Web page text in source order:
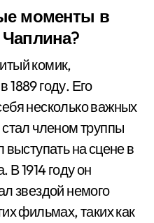
моменты в
комик,
году. Его
несколько важных
членом труппы
на сцене в
В 1914 году он
звездой немого
фильмах, таких как